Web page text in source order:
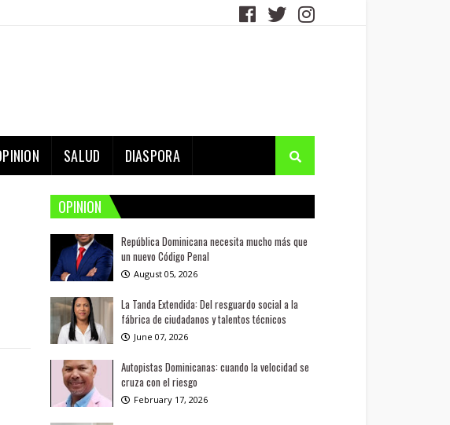
SALUD DIASPORA
OPINION
República Dominicana necesita mucho más que
un nuevo Código Penal
August 05, 2026
La Tanda Extendida: Del resguardo social a la
fábrica de ciudadanos y talentos técnicos
June 07, 2026
Autopistas Dominicanas: cuando la velocidad se
cruza con el riesgo
February 17, 2026